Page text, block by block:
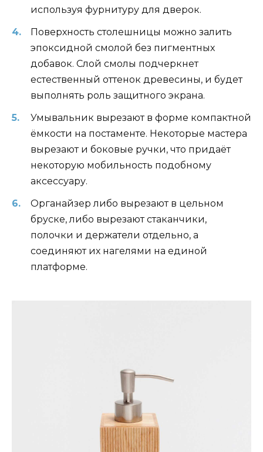
используя фурнитуру для дверок.
Поверхность столешницы можно залить
эпоксидной смолой без пигментных
добавок. Слой смолы подчеркнет
естественный оттенок древесины, и будет
выполнять роль защитного экрана.
Умывальник вырезают в форме компактной
ёмкости на постаменте. Некоторые мастера
вырезают и боковые ручки, что придаёт
некоторую мобильность подобному
аксессуару.
Органайзер либо вырезают в цельном
бруске, либо вырезают стаканчики,
полочки и держатели отдельно, а
соединяют их нагелями на единой
платформе.